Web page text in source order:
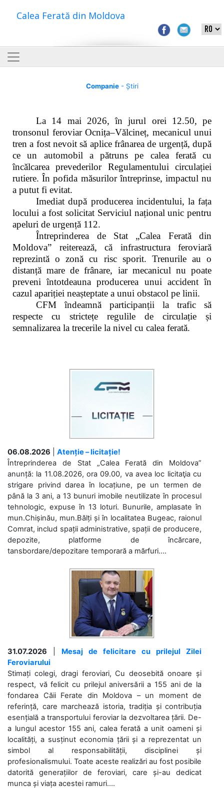
Calea Ferată din Moldova
Companie- Știri
La 14 mai 2026, în jurul orei 12.50, pe
tronsonul feroviar Ocnița–Vălcineț, mecanicul unui
tren a fost nevoit să aplice frânarea de urgență, după
ce un automobil a pătruns pe calea ferată cu
încălcarea prevederilor Regulamentului circulației
rutiere. În pofida măsurilor întreprinse, impactul nu
a putut fi evitat.
Imediat după producerea incidentului, la fața
locului a fost solicitat Serviciul național unic pentru
apeluri de urgență 112.
Întreprinderea de Stat „Calea Ferată din
Moldova” reiterează, că infrastructura feroviară
reprezintă o zonă cu risc sporit. Trenurile au o
distanță mare de frânare, iar mecanicul nu poate
preveni întotdeauna producerea unui accident în
cazul apariției neașteptate a unui obstacol pe linii.
CFM îndeamnă participanții la trafic să
respecte cu strictețe regulile de circulație și
semnalizarea la trecerile la nivel cu calea ferată.
06.08.2026
Atenție – licitație!
Întreprinderea de Stat „Calea Ferată din Moldova”
anunță: la 11.08.2026, ora 09.00, va avea loc licitaţia cu
strigare privind darea în locațiune, pe un termen de
până la 3 ani, a 13 bunuri imobile neutilizate în procesul
tehnologic, expuse în 13 loturi. Bunurile, amplasate în
mun.Chișinău, mun.Bălți și în localitatea Bugeac, raionul
Comrat, includ spații administrative, spații de producere,
depozite, platforme de încărcare,
tansbordare/depozitare temporară a mărfuri....
31.07.2026
Mesaj de felicitare cu prilejul Zilei
Feroviarului
Stimați colegi, dragi feroviari, Cu deosebită onoare și
respect, vă felicit cu prilejul aniversării a 155 ani de la
fondarea Căii Ferate din Moldova – un moment de
referință, care marchează istoria, tradiția și contribuția
esențială a transportului feroviar la dezvoltarea țării. De-
a lungul acestor 155 ani, calea ferată a unit oameni și
localități, a susținut economia țării și a reprezentat un
simbol al responsabilității, disciplinei și
profesionalismului. Toate aceste realizări au fost posibile
datorită generațiilor de feroviari, care și-au dedicat
munca și viața acestei ramuri....